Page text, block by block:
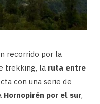
recorrido por la
trekking, la ruta entre
con una serie de
Hornopirén por el sur,